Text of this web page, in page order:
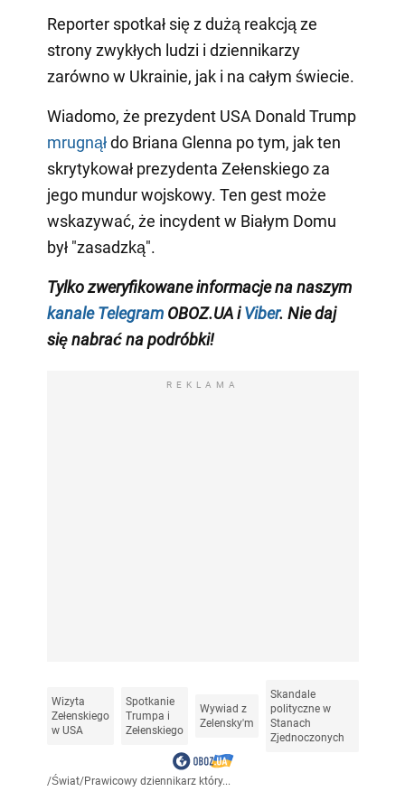
Reporter spotkał się z dużą reakcją ze
strony zwykłych ludzi i dziennikarzy
zarówno w Ukrainie, jak i na całym świecie.
Wiadomo, że prezydent USA Donald Trump
mrugnąłdo Briana Glenna po tym, jak ten
skrytykował prezydenta Zełenskiego za
jego mundur wojskowy. Ten gest może
wskazywać, że incydent w Białym Domu
był "zasadzką".
Tylko zweryfikowane informacje na naszym
kanale TelegramOBOZ.UA iViber. Nie daj
się nabrać na podróbki!
REKLAMA
Wizyta
Zełenskiego
w USA
Spotkanie
Trumpa i
Zełenskiego
Wywiad z
Zelensky'm
Skandale
polityczne w
Stanach
Zjednoczonych
/Świat/Prawicowy dziennikarz który...